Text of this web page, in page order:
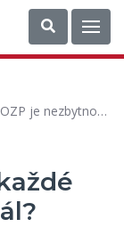
každé firmy. A jak to bylo dál?